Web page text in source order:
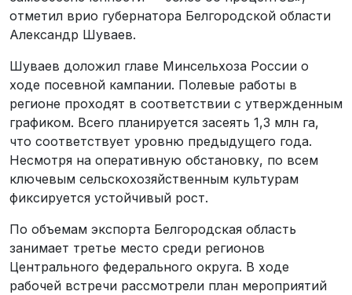
отметил врио губернатора Белгородской области
Александр Шуваев.
Шуваев доложил главе Минсельхоза России о
ходе посевной кампании. Полевые работы в
регионе проходят в соответствии с утвержденным
графиком. Всего планируется засеять 1,3 млн га,
что соответствует уровню предыдущего года.
Несмотря на оперативную обстановку, по всем
ключевым сельскохозяйственным культурам
фиксируется устойчивый рост.
По объемам экспорта Белгородская область
занимает третье место среди регионов
Центрального федерального округа. В ходе
рабочей встречи рассмотрели план мероприятий